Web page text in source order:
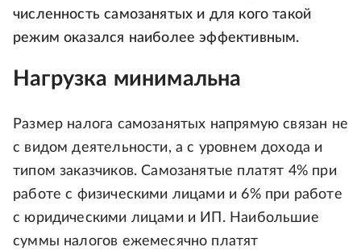
численность самозанятых и для кого такой
режим оказался наиболее эффективным.
Нагрузка минимальна
Размер налога самозанятых напрямую связан не
с видом деятельности, а с уровнем дохода и
типом заказчиков. Самозанятые платят 4% при
работе с физическими лицами и 6% при работе
с юридическими лицами и ИП. Наибольшие
суммы налогов ежемесячно платят